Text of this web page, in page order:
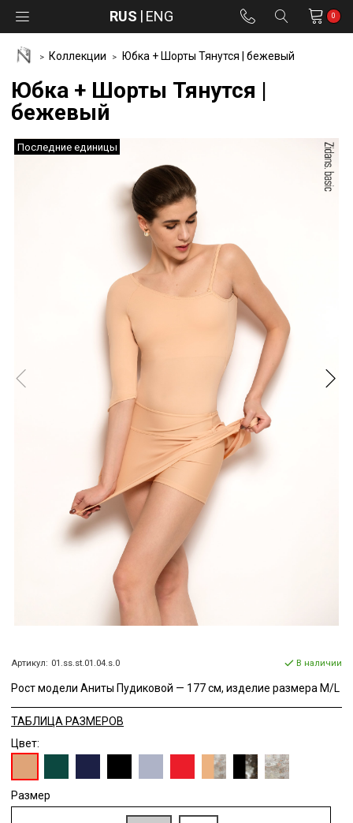
RUS ENG 0
Коллекции Юбка + Шорты Тянутся | бежевый
Юбка + Шорты Тянутся |
бежевый
Последние единицы
Артикул: 01.ss.st.01.04.s.0 В наличии
Рост модели Аниты Пудиковой — 177 см, изделие размера M/L
ТАБЛИЦА РАЗМЕРОВ
Цвет:
Размер